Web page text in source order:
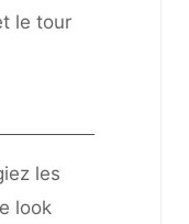
le tour
les
look